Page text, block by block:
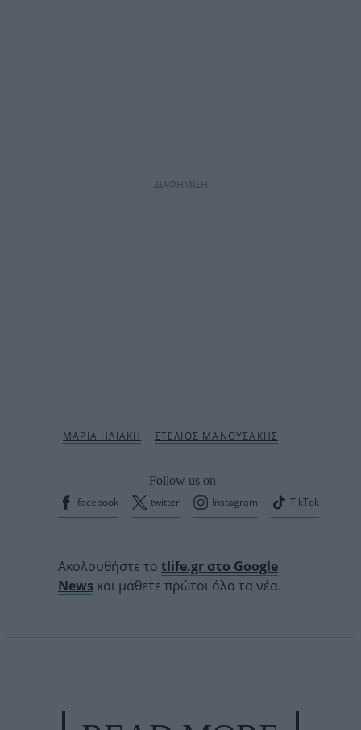
ΔΙΑΦΗΜΙΣΗ
Follow us on
facebook
twitter Instagram TikTok
Ακολουθήστε το tlife.gr στο Google
News και μάθετε πρώτοι όλα τα νέα.